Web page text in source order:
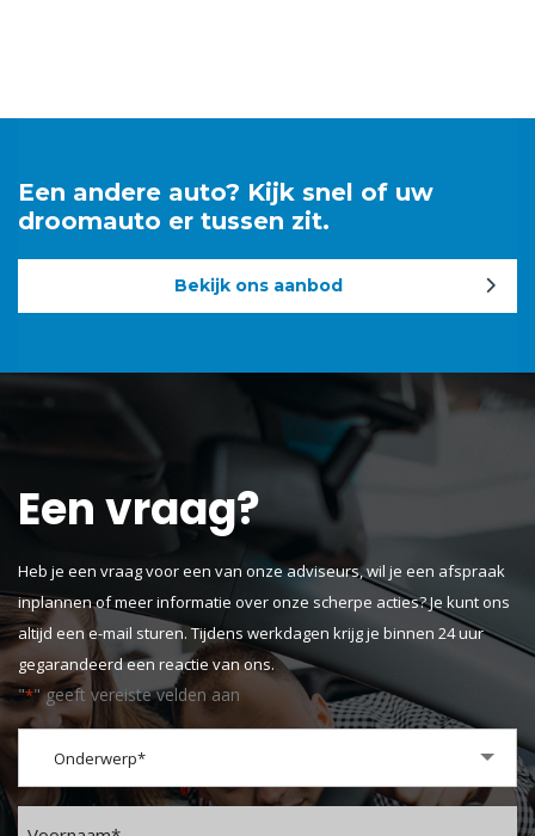
Een andere auto? Kijk snel of uw
droomauto er tussen zit.
Bekijk ons aanbod
Een vraag?
Heb je een vraag voor een van onze adviseurs, wil je een afspraak
inplannen of meer informatie over onze scherpe acties? Je kunt ons
altijd een e-mail sturen. Tijdens werkdagen krijg je binnen 24 uur
gegarandeerd een reactie van ons.
"*" geeft vereiste velden aan
Onderwerp
Onderwerp*